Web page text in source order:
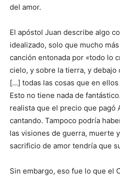
del amor.
El apóstol Juan describe algo
idealizado, solo que mucho
canción entonada por «todo lo
cielo, y sobre la tierra, y debajo
[…] todas las cosas que en
Esto no tiene nada de
realista que el precio que pagó
cantando. Tampoco podría
las visiones de guerra, muerte
sacrificio de amor tendría que
Sin embargo, eso fue lo que el